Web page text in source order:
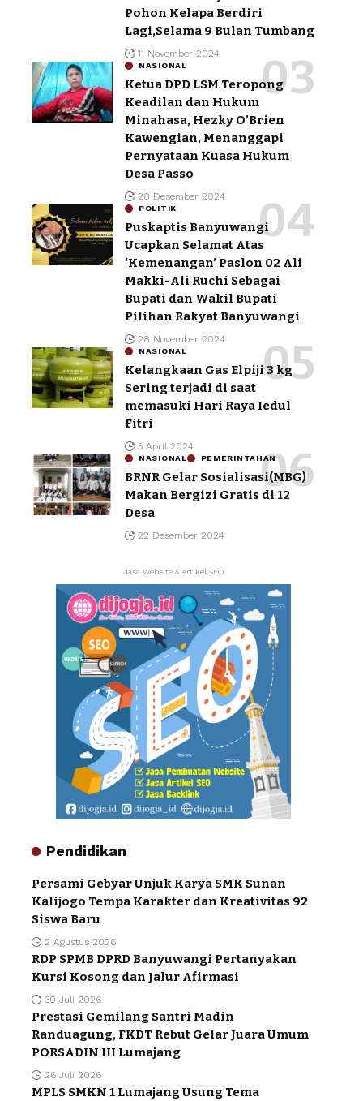
Pohon Kelapa Berdiri
Lagi,Selama 9 Bulan Tumbang
11 November 2024
NASIONAL
Ketua DPD LSM Teropong
Keadilan dan Hukum
Minahasa, Hezky O’Brien
Kawengian, Menanggapi
Pernyataan Kuasa Hukum
Desa Passo
28 Desember 2024
POLITIK
Puskaptis Banyuwangi
Ucapkan Selamat Atas
‘Kemenangan’ Paslon 02 Ali
Makki-Ali Ruchi Sebagai
Bupati dan Wakil Bupati
Pilihan Rakyat Banyuwangi
28 November 2024
NASIONAL
Kelangkaan Gas Elpiji 3 kg
Sering terjadi di saat
memasuki Hari Raya Iedul
Fitri
5 April 2024
NASIONAL PEMERINTAHAN
BRNR Gelar Sosialisasi(MBG)
Makan Bergizi Gratis di 12
Desa
22 Desember 2024
Jasa Website & Artikel SEO
Pendidikan
Persami Gebyar Unjuk Karya SMK Sunan
Kalijogo Tempa Karakter dan Kreativitas 92
Siswa Baru
2 Agustus 2026
RDP SPMB DPRD Banyuwangi Pertanyakan
Kursi Kosong dan Jalur Afirmasi
30 Juli 2026
Prestasi Gemilang Santri Madin
Randuagung, FKDT Rebut Gelar Juara Umum
PORSADIN III Lumajang
26 Juli 2026
MPLS SMKN 1 Lumajang Usung Tema